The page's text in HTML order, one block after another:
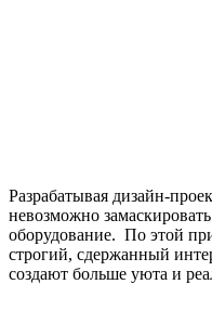
Разрабатывая дизайн-
невозможно
оборудование. По этой
строгий, сдержанный
создают больше уюта и